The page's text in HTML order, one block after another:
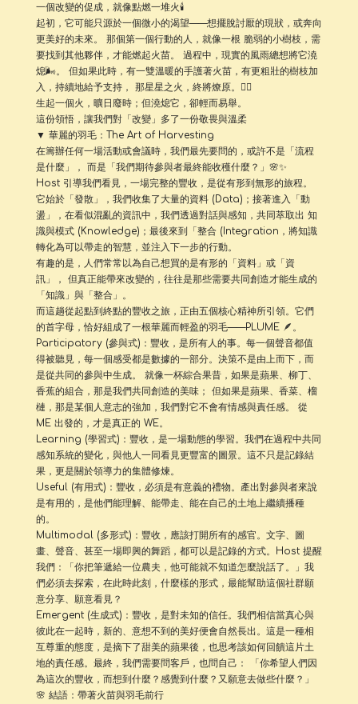
一個改變的促成，就像點燃一堆火🕯️
起初，它可能只源於一個微小的渴望——想擺脫討厭的現狀，或奔向
更美好的未來。 那個第一個行動的人，就像一根 脆弱的小樹枝，需
要找到其他夥伴，才能燃起火苗。 過程中，現實的風雨總想將它澆
熄🌬️。 但如果此時，有一雙溫暖的手護著火苗，有更粗壯的樹枝加
入，持續地給予支持， 那星星之火，終將燎原。❤️‍🔥
生起一個火，曠日廢時；但澆熄它，卻輕而易舉。
這份領悟，讓我們對「改變」多了一份敬畏與溫柔
▼ 華麗的羽毛：The Art of Harvesting
在籌辦任何一場活動或會議時，我們最先要問的，或許不是「流程
是什麼」， 而是「我們期待參與者最終能收穫什麼？」🌸✨
Host 引導我們看見，一場完整的豐收，是從有形到無形的旅程。
它始於「發散」，我們收集了大量的資料 (Data)；接著進入「動
盪」，在看似混亂的資訊中，我們透過對話與感知，共同萃取出 知
識與模式 (Knowledge)；最後來到「整合 (Integration，將知識
轉化為可以帶走的智慧，並注入下一步的行動。
有趣的是，人們常常以為自己想買的是有形的「資料」或「資
訊」， 但真正能帶來改變的，往往是那些需要共同創造才能生成的
「知識」與「整合」。
而這趟從起點到終點的豐收之旅，正由五個核心精神所引領。它們
的首字母，恰好組成了一根華麗而輕盈的羽毛——PLUME 🪶。
Participatory (參與式)：豐收，是所有人的事。每一個聲音都值
得被聽見，每一個感受都是數據的一部分。決策不是由上而下，而
是從共同的參與中生成。 就像一杯綜合果昔，如果是蘋果、柳丁、
香蕉的組合，那是我們共同創造的美味； 但如果是蘋果、香菜、榴
槤，那是某個人意志的強加，我們對它不會有情感與責任感。 從
ME 出發的，才是真正的 WE。
Learning (學習式)：豐收，是一場動態的學習。我們在過程中共同
感知系統的變化，與他人一同看見更豐富的圖景。這不只是記錄結
果，更是關於領導力的集體修煉。
Useful (有用式)：豐收，必須是有意義的禮物。產出對參與者來說
是有用的，是他們能理解、能帶走、能在自己的土地上繼續播種
的。
Multimodal (多形式)：豐收，應該打開所有的感官。文字、圖
畫、聲音、甚至一場即興的舞蹈，都可以是記錄的方式。Host 提醒
我們：「你把筆遞給一位農夫，他可能就不知道怎麼說話了。」我
們必須去探索，在此時此刻，什麼樣的形式，最能幫助這個社群願
意分享、願意看見？
Emergent (生成式)：豐收，是對未知的信任。我們相信當真心與
彼此在一起時，新的、意想不到的美好便會自然長出。這是一種相
互尊重的態度，是摘下了甜美的蘋果後，也思考該如何回饋這片土
地的責任感。最終，我們需要問客戶，也問自己： 「你希望人們因
為這次的豐收，而想到什麼？感覺到什麼？又願意去做些什麼？」
🌸 結語：帶著火苗與羽毛前行